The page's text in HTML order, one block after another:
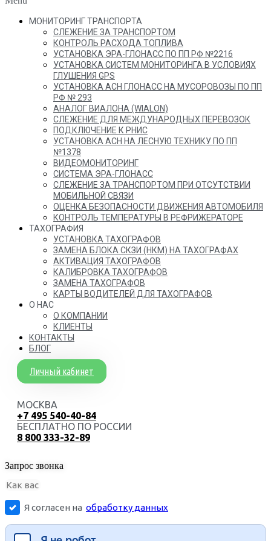
МОНИТОРИНГ ТРАНСПОРТА
СЛЕЖЕНИЕ ЗА ТРАНСПОРТОМ
КОНТРОЛЬ РАСХОДА ТОПЛИВА
УСТАНОВКА ЭРА-ГЛОНАСС ПО ПП РФ №2216
УСТАНОВКА СИСТЕМ МОНИТОРИНГА В УСЛОВИЯХ
ГЛУШЕНИЯ GPS
УСТАНОВКА АСН ГЛОНАСС НА МУСОРОВОЗЫ ПО ПП
РФ № 293
АНАЛОГ ВИАЛОНА (WIALON)
СЛЕЖЕНИЕ ДЛЯ МЕЖДУНАРОДНЫХ ПЕРЕВОЗОК
ПОДКЛЮЧЕНИЕ К РНИС
УСТАНОВКА АСН НА ЛЕСНУЮ ТЕХНИКУ ПО ПП
№1378
ВИДЕОМОНИТОРИНГ
СИСТЕМА ЭРА-ГЛОНАСС
СЛЕЖЕНИЕ ЗА ТРАНСПОРТОМ ПРИ ОТСУТСТВИИ
МОБИЛЬНОЙ СВЯЗИ
ОЦЕНКА БЕЗОПАСНОСТИ ДВИЖЕНИЯ АВТОМОБИЛЯ
КОНТРОЛЬ ТЕМПЕРАТУРЫ В РЕФРИЖЕРАТОРЕ
ТАХОГРАФИЯ
УСТАНОВКА ТАХОГРАФОВ
ЗАМЕНА БЛОКА СКЗИ (НКМ) НА ТАХОГРАФАХ
АКТИВАЦИЯ ТАХОГРАФОВ
КАЛИБРОВКА ТАХОГРАФОВ
ЗАМЕНА ТАХОГРАФОВ
КАРТЫ ВОДИТЕЛЕЙ ДЛЯ ТАХОГРАФОВ
О НАС
О КОМПАНИИ
КЛИЕНТЫ
КОНТАКТЫ
БЛОГ
Личный кабинет
МОСКВА
+7 495 540-40-84
БЕСПЛАТНО ПО РОССИИ
8 800 333-32-89
Запрос звонка
Я согласен на обработку данных